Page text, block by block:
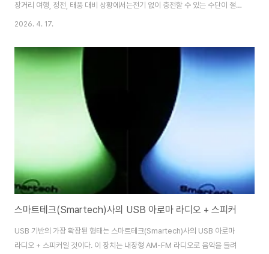
장거리 여행, 정전, 태풍 대비 상황에서는전기 없이 충전할 수 있는 수단이 절실
해지죠.그래서 오늘은,비상 상황부터 캠핑까지 다 되는 다용도 생존 라디오를
전, 태풍, 지진 등 재난 대비용 비상 키트 준비하시는 분고립된 장소에서 전파
수신 + 충전까지 동시에 필요한 분부모님 댁이나 비상가방에 하나쯤 넣어두고
싶은 분🧭 이 제품, 뭐가 좋을까요?🔋 1. 자가발전 + 태양광 + USB 충전까지
크랭크(손잡이) 돌려서 자가발전 가능태양광으로도 충전 가능USB Type-C
2026. 4. 17.
스마트테크(Smartech)사의 USB 아로마 라디오 + 스피커
USB 기반의 가장 확장된 형태는 스마트테크(Smartech)사의 USB 아로마
라디오 + 스피커일 것이다. 이 장치는 내장형 AM-FM 라디오로 음악을 들려